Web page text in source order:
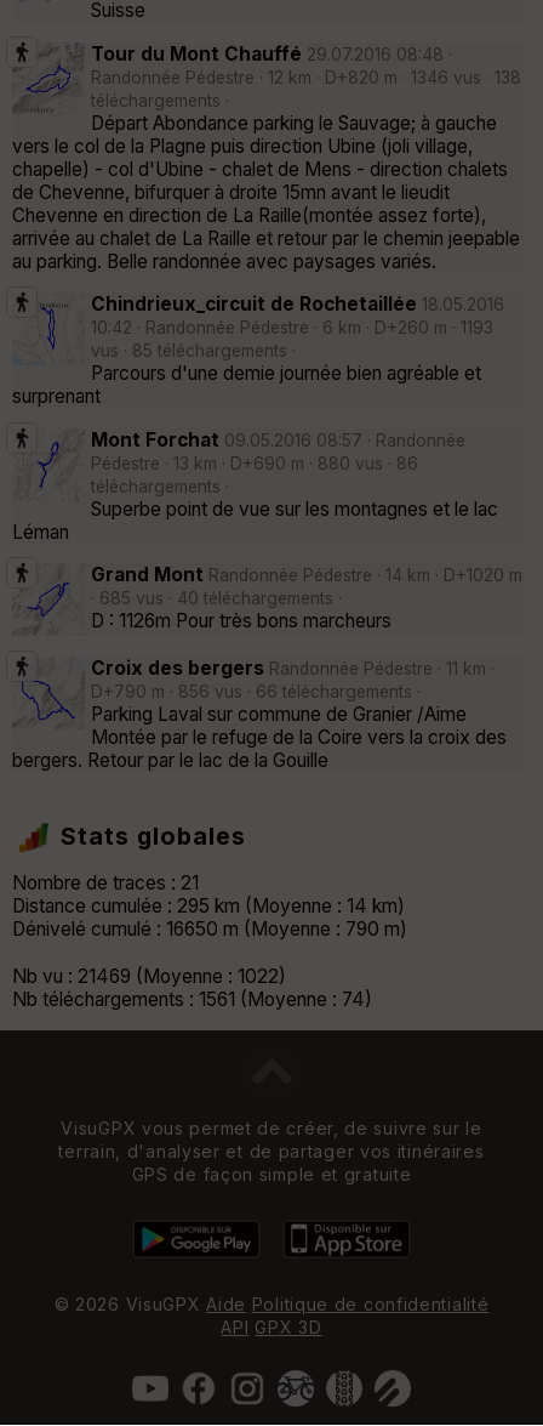
Suisse
Tour du Mont Chauffé 29.07.2016 08:48 ·
Randonnée Pédestre · 12 km · D+820 m · 1346 vus · 138
téléchargements ·
Départ Abondance parking le Sauvage; à gauche
vers le col de la Plagne puis direction Ubine (joli village,
chapelle) - col d'Ubine - chalet de Mens - direction chalets
de Chevenne, bifurquer à droite 15mn avant le lieudit
Chevenne en direction de La Raille(montée assez forte),
arrivée au chalet de La Raille et retour par le chemin jeepable
au parking. Belle randonnée avec paysages variés.
Chindrieux_circuit de Rochetaillée 18.05.2016
10:42 · Randonnée Pédestre · 6 km · D+260 m · 1193
vus · 85 téléchargements ·
Parcours d'une demie journée bien agréable et
surprenant
Mont Forchat 09.05.2016 08:57 · Randonnée
Pédestre · 13 km · D+690 m · 880 vus · 86
téléchargements ·
Superbe point de vue sur les montagnes et le lac
Léman
Grand Mont Randonnée Pédestre · 14 km · D+1020 m
· 685 vus · 40 téléchargements ·
D : 1126m Pour très bons marcheurs
Croix des bergers Randonnée Pédestre · 11 km ·
D+790 m · 856 vus · 66 téléchargements ·
Parking Laval sur commune de Granier /Aime
Montée par le refuge de la Coire vers la croix des
bergers. Retour par le lac de la Gouille
Stats globales
Nombre de traces : 21
Distance cumulée : 295 km (Moyenne : 14 km)
Dénivelé cumulé : 16650 m (Moyenne : 790 m)
Nb vu : 21469 (Moyenne : 1022)
Nb téléchargements : 1561 (Moyenne : 74)
VisuGPX vous permet de créer, de suivre sur le
terrain, d'analyser et de partager vos itinéraires
GPS de façon simple et gratuite
© 2026 VisuGPX Aide Politique de confidentialité
API GPX 3D